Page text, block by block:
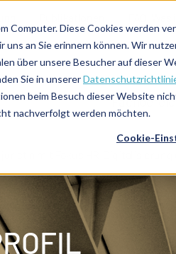
Computer. Diese Cookies werden
an Sie erinnern können. Wir
über unsere Besucher auf dieser
Sie in unserer
beim Besuch dieser Website
nachverfolgt werden möchten.
Cookie-
mit Fokus HR-